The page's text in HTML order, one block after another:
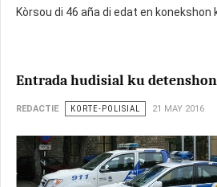
Kòrsou di 46 aña di edat en konekshon
Entrada hudisial ku detenshon
REDACTIE KORTE-POLISIAL 21 MAY 2016